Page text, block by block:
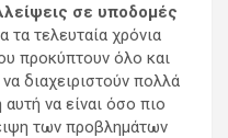
σε υποδομές
τα τελευταία χρόνια
προκύπτουν όλο και
διαχειριστούν πολλά
να είναι όσο πιο
των προβλημάτων